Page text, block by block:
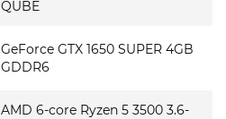
QUBE
GeForce GTX 1650 SUPER 4GB
GDDR6
AMD 6-core Ryzen 5 3500 3.6-